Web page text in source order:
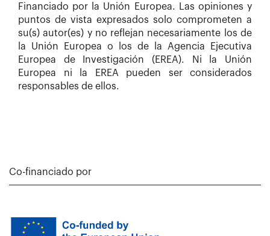
Financiado por la Unión Europea. Las opiniones y
puntos de vista expresados solo comprometen a
su(s) autor(es) y no reflejan necesariamente los de
la Unión Europea o los de la Agencia Ejecutiva
Europea de Investigación (EREA). Ni la Unión
Europea ni la EREA pueden ser considerados
responsables de ellos.
Co-financiado por